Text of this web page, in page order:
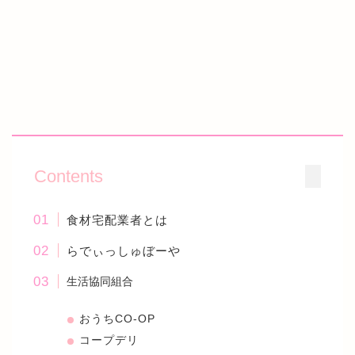
Contents
食材宅配業者とは
らでぃっしゅぼーや
生活協同組合
おうちCO-OP
コープデリ